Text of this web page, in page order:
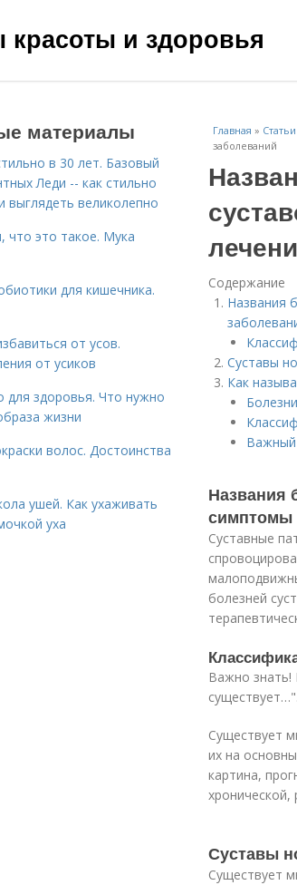
красоты и здоровья
Главная » Статьи
заболеваний
Содержание
Названия
Суставы
Как
Важный
Названия
симптомы
Суставные
болезней
Важно знать!
Существует
их на
картина,
Суставы
Существует
материалы
в 30 лет. Базовый
Леди -- как стильно
выглядеть великолепно
что это такое. Мука
для кишечника.
от усов.
от усиков
для здоровья. Что нужно
жизни
волос. Достоинства
ушей. Как ухаживать
уха